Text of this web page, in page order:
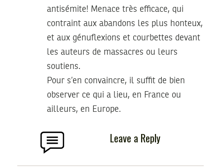
antisémite! Menace très efficace, qui
contraint aux abandons les plus honteux,
et aux génuflexions et courbettes devant
les auteurs de massacres ou leurs
soutiens.
Pour s’en convaincre, il suffit de bien
observer ce qui a lieu, en France ou
ailleurs, en Europe.
Leave a Reply